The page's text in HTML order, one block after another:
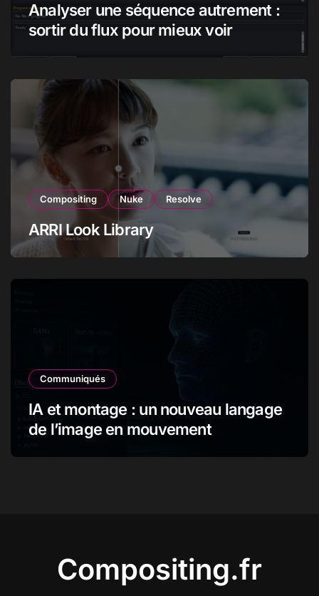
Analyser une séquence autrement :
sortir du flux pour mieux voir
Compositing Nuke Resolve
ARRI Look Library
Communiqués
IA et montage : un nouveau langage
de l’image en mouvement
Compositing.fr